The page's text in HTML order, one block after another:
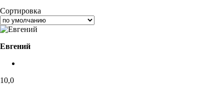
Сортировка
Евгений
10,0